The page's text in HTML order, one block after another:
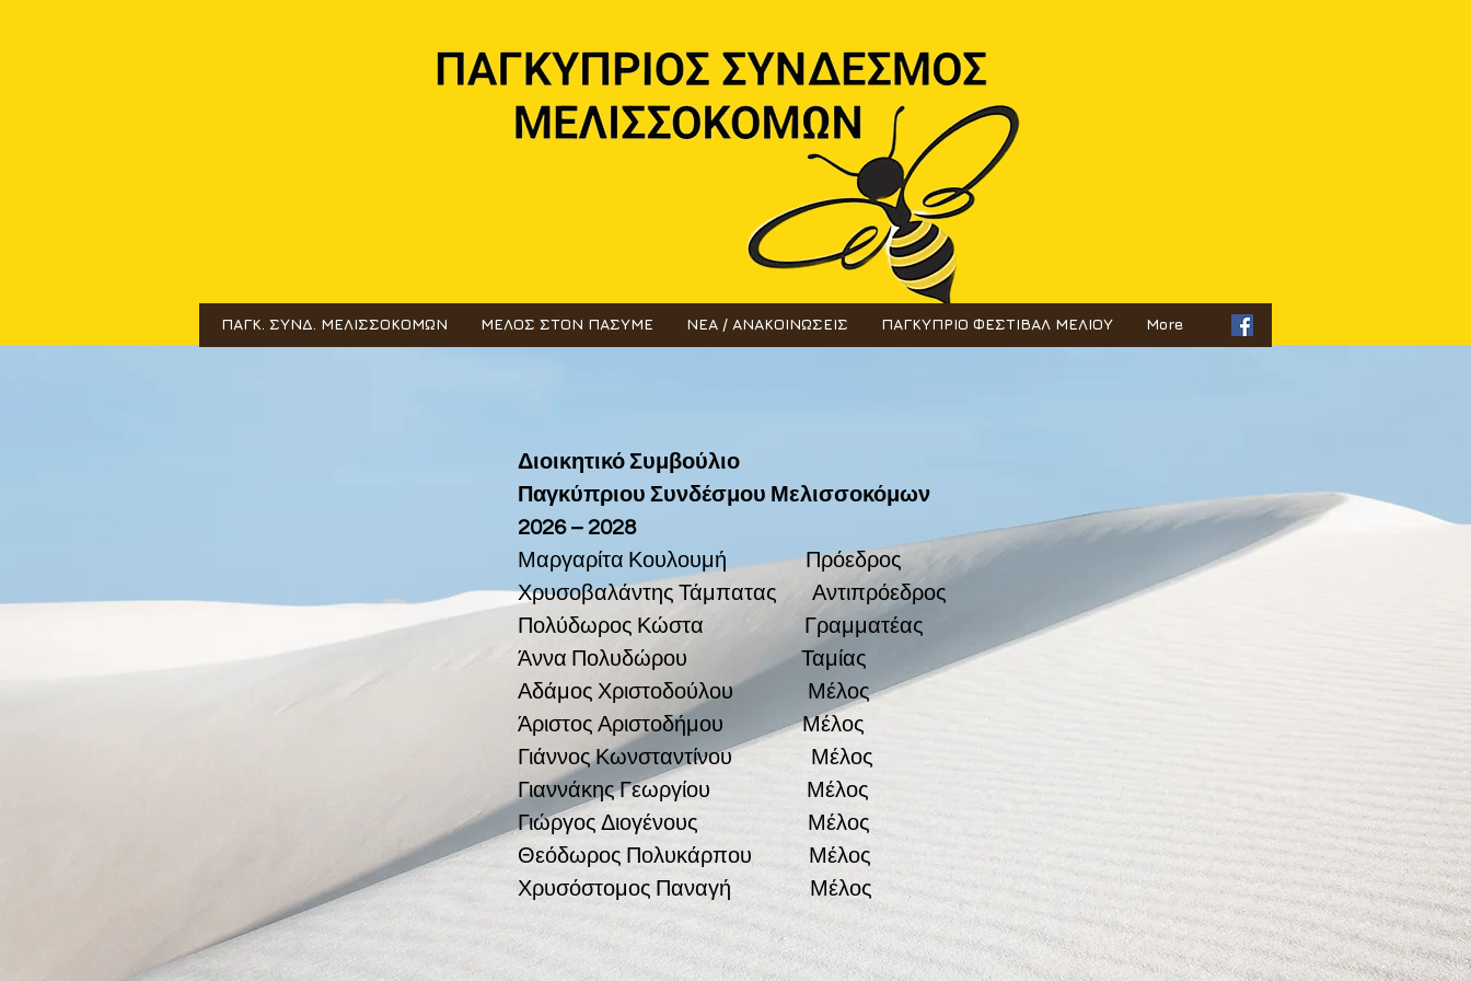
Διοικητικό Συμβούλιο
Παγκύπριου Συνδέσμου Μελισσοκόμων
2026 – 2028
Μαργαρίτα Κουλουμή Πρόεδρος
Χρυσοβαλάντης Τάμπατας Αντιπρόεδρος
Πολύδωρος Κώστα Γραμματέας
Άννα Πολυδώρου Ταμίας
Αδάμος Χριστοδούλου Μέλος
Άριστος Αριστοδήμου Μέλος
Γιάννος Κωνσταντίνου Μέλος
Γιαννάκης Γεωργίου Μέλος
Γιώργος Διογένους Μέλος
Θεόδωρος Πολυκάρπου Μέλος
Χρυσόστομος Παναγή Μέλος
ΠΑΓΚ. ΣΥΝΔ. ΜΕΛΙΣΣΟΚΟΜΩΝ ΜΕΛΟΣ ΣΤΟΝ ΠΑΣΥΜΕ ΝΕΑ / ΑΝΑΚΟΙΝΩΣΕΙΣ ΠΑΓΚΥΠΡΙΟ ΦΕΣΤΙΒΑΛ ΜΕΛΙΟΥ More